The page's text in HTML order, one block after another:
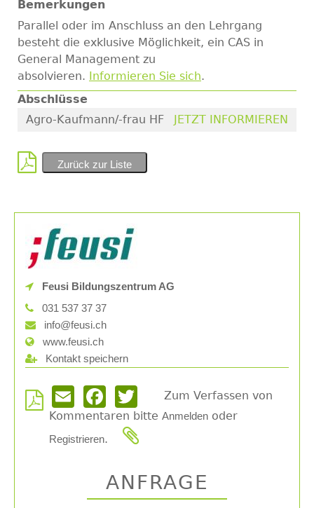
Bemerkungen
Parallel oder im Anschluss an den Lehrgang
besteht die exklusive Möglichkeit, ein CAS in
General Management zu
absolvieren. Informieren Sie sich.
Abschlüsse
Agro-Kaufmann/-frau HF
JETZT INFORMIEREN
Zurück zur Liste
Feusi Bildungszentrum AG
031 537 37 37
info@feusi.ch
www.feusi.ch
Kontakt speichern
Email FacebookTwitterZum Verfassen von
Kommentaren bitte Anmelden oder
Registrieren.
ANFRAGE